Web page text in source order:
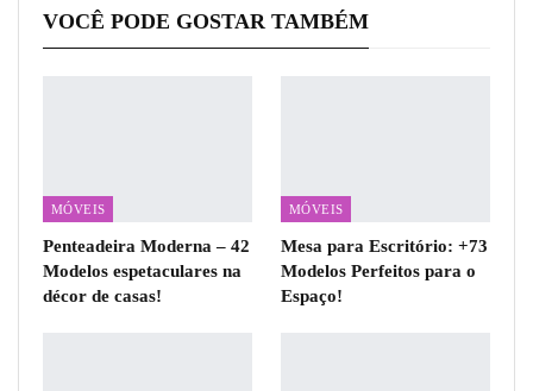
VOCÊ PODE GOSTAR TAMBÉM
MÓVEIS
Penteadeira Moderna – 42
Modelos espetaculares na
décor de casas!
MÓVEIS
Mesa para Escritório: +73
Modelos Perfeitos para o
Espaço!